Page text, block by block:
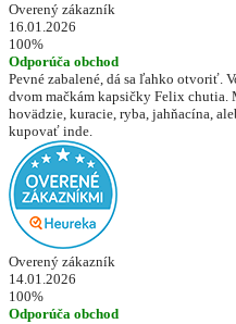
Overený zákazník
16.01.2026
100%
Odporúča obchod
Pevné zabalené, dá sa ľahko otvoriť.
dvom mačkám kapsičky Felix
hovädzie, kuracie, ryba, jahňacína,
kupovať inde.
Overený zákazník
14.01.2026
100%
Odporúča obchod